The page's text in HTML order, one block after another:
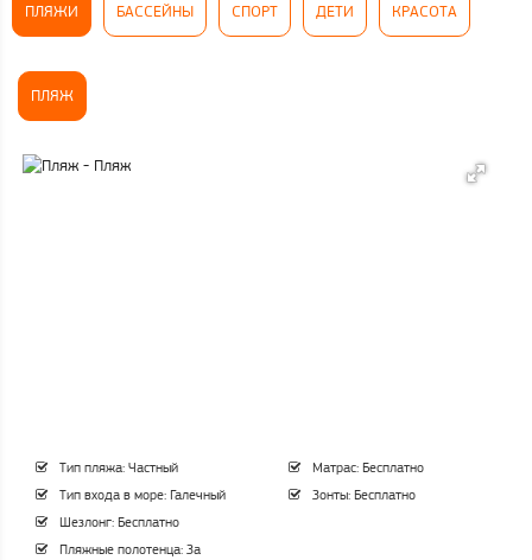
ПЛЯЖИ БАССЕЙНЫ СПОРТ ДЕТИ КРАСОТА
ПЛЯЖ
Тип пляжа: Частный
Тип входа в море: Галечный
Шезлонг: Бесплатно
Пляжные полотенца: За
Матрас: Бесплатно
Зонты: Бесплатно